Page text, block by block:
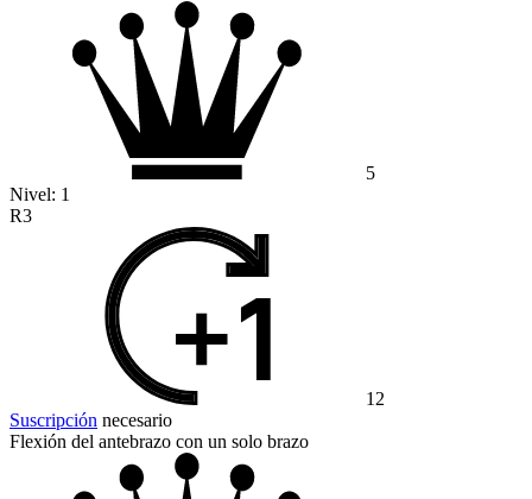
5
Nivel: 1
R3
12
Suscripción necesario
Flexión del antebrazo con un solo brazo